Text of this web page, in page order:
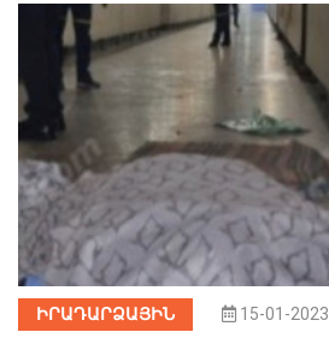
ԻՐԱԴԱՐՁԱՅԻՆ 15-01-2023